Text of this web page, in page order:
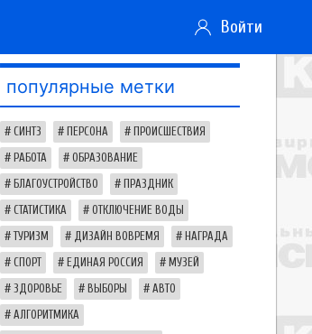
Войти
популярные метки
СИНТЗ ПЕРСОНА ПРОИСШЕСТВИЯ
РАБОТА ОБРАЗОВАНИЕ
БЛАГОУСТРОЙСТВО ПРАЗДНИК
СТАТИСТИКА ОТКЛЮЧЕНИЕ ВОДЫ
ТУРИЗМ ДИЗАЙН ВОВРЕМЯ НАГРАДА
СПОРТ ЕДИНАЯ РОССИЯ МУЗЕЙ
ЗДОРОВЬЕ ВЫБОРЫ АВТО
АЛГОРИТМИКА